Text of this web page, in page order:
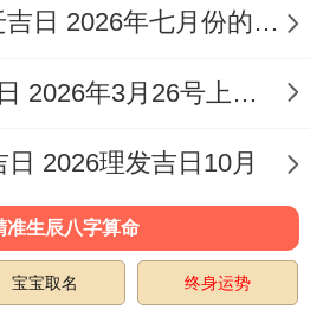
搬迁目标？此日冲鼠煞
申日...此日值神为司
日，再次迎来司命吉神
虽略有险阻但终能化
属虎者慎选...
2026年七月份乔迁吉日 2026年七月份的结婚吉日
2026年3月上香吉日 2026年3月26号上坟好吗
2026理发吉日10月
准生辰八字算命
宝宝取名 终身运势